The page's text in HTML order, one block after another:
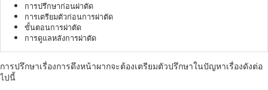
การปรึกษาก่อนผ่าตัด
การเตรียมตัวก่อนการผ่าตัด
ขั้นตอนการผ่าตัด
การดูแลหลังการผ่าตัด
การปรึกษาเรื่องการดึงหน้าผากจะต้องเตรียมตัวปรึกษาในปัญหาเรื่องดังต่อ
ไปนี้